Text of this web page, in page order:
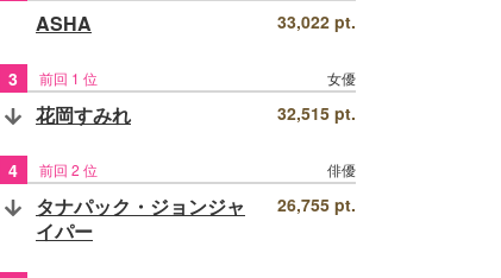
ASHA 33,022 pt.
3 前回 1 位 女優
花岡すみれ 32,515 pt.
4 前回 2 位 俳優
タナパック・ジョンジャ
イパー
26,755 pt.